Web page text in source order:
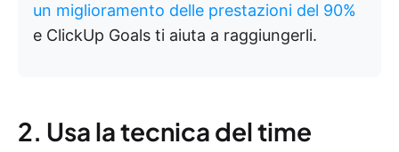
un miglioramento delle prestazioni del 90%
e ClickUp Goals ti aiuta a raggiungerli.
2. Usa la tecnica del time